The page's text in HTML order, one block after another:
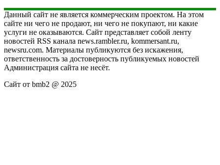
Данный сайт не является коммерческим проектом. На этом
сайте ни чего не продают, ни чего не покупают, ни какие
услуги не оказываются. Сайт представляет собой ленту
новостей RSS канала news.rambler.ru, kommersant.ru,
newsru.com. Материалы публикуются без искажения,
ответственность за достоверность публикуемых новостей
Администрация сайта не несёт.
Сайт от bmb2 @ 2025